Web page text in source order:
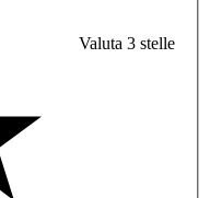
Valuta 3 stelle